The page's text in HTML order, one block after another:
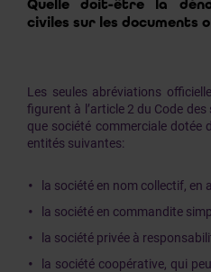
Quelle doit-être la
civiles sur les documents
Les seules abréviations
figurent à l’article 2 du Code
que société commerciale dotée
entités suivantes:
la société en nom collectif, en
la société en commandite
la société privée à
la société coopérative, qui